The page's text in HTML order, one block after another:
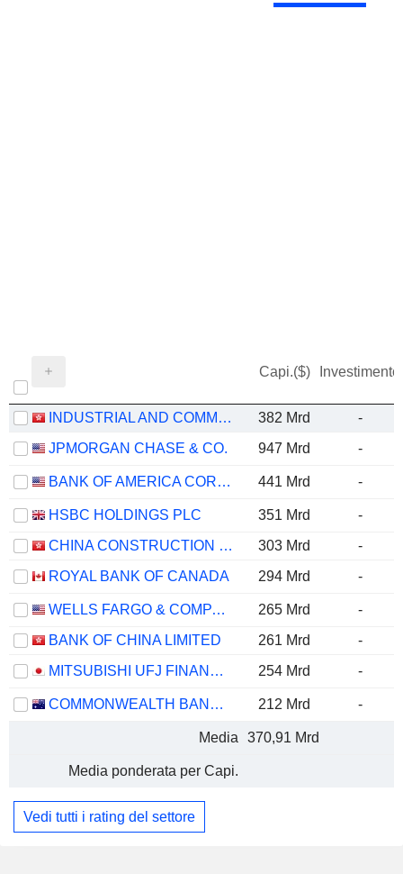
Capi.($) Investimento
INDUSTRIAL AND COMMERCIAL BANK OF CHINA LIMITED 382 Mrd
-
JPMORGAN CHASE & CO.
947 Mrd -
BANK OF AMERICA CORPORATION 441 Mrd -
HSBC HOLDINGS PLC 351 Mrd
-
CHINA CONSTRUCTION BANK CORPORATION
303 Mrd
-
ROYAL BANK OF CANADA
294 Mrd -
WELLS FARGO & COMPANY 265 Mrd
-
BANK OF CHINA LIMITED
261 Mrd
-
MITSUBISHI UFJ FINANCIAL GROUP, INC.
254 Mrd -
COMMONWEALTH BANK OF AUSTRALIA 212 Mrd -
Media 370,91 Mrd
Media ponderata per Capi.
Vedi tutti i rating del settore